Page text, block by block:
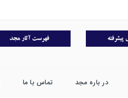
در باره مجد تماس با ما